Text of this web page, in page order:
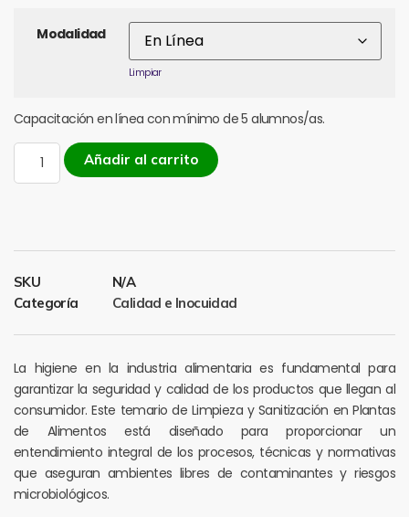
Modalidad
Limpiar
Capacitación en línea con mínimo de 5 alumnos/as.
Añadir al carrito
SKU
N/A
Categoría
Calidad e Inocuidad
La higiene en la industria alimentaria es fundamental para
garantizar la seguridad y calidad de los productos que llegan al
consumidor. Este temario de Limpieza y Sanitización en Plantas
de Alimentos está diseñado para proporcionar un
entendimiento integral de los procesos, técnicas y normativas
que aseguran ambientes libres de contaminantes y riesgos
microbiológicos.